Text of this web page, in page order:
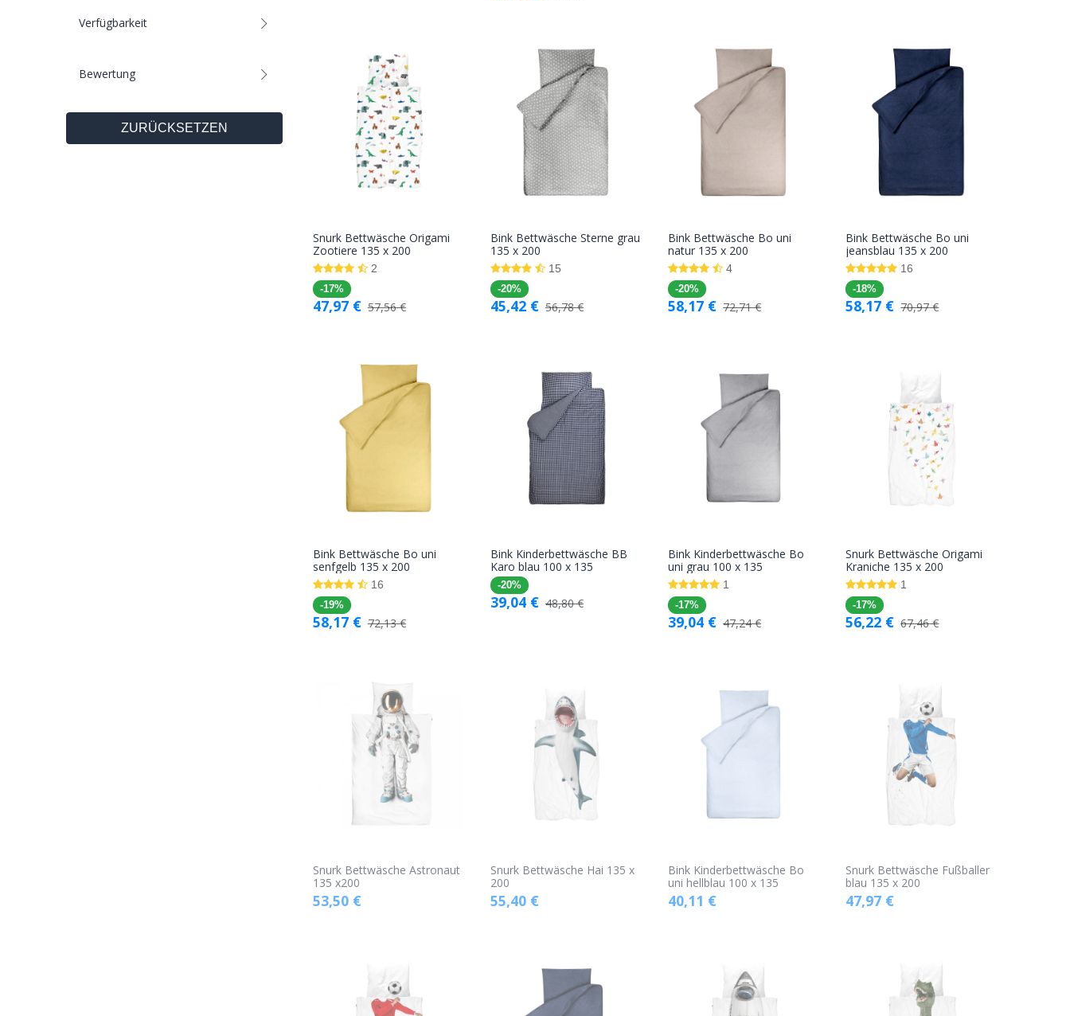
Verfügbarkeit
Bewertung
ZURÜCKSETZEN
In den
Warenkorb
Snurk Bettwäsche Origami
Zootiere 135 x 200
2
-17%
47,97€ 57,56€
Warenkorb
Bink Bettwäsche Sterne grau
135 x 200
15
-20%
45,42€ 56,78€
In den
Warenkorb
Bink Bettwäsche Bo uni
natur 135 x 200
4
-20%
58,17 € 72,71€
In den
Warenkorb
Bink Bettwäsche Bo uni
jeansblau 135 x 200
16
-18%
58,17 € 70,97€
In den
Warenkorb
Bink Bettwäsche Bo uni
senfgelb 135 x 200
16
-19%
58,17€ 72,13€
In den
Bink Kinderbettwäsche BB
Karo blau 100 x 135
-20%
39,04€ 48,80€
In den
Warenkorb
Bink Kinderbettwäsche Bo
uni grau 100 x 135
1
-17%
39,04 € 47,24€
In den
Warenkorb
Snurk Bettwäsche Origami
Kraniche 135 x 200
1
-17%
56,22 € 67,46€
Snurk Bettwäsche Astronaut
135 x200
53,50€
Snurk Bettwäsche Hai 135 x
200
55,40€
Bink Kinderbettwäsche Bo
uni hellblau 100 x 135
40,11 €
Snurk Bettwäsche Fußballer
blau 135 x 200
47,97 €